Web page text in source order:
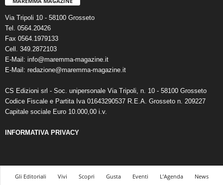
Via Tripoli 10 - 58100 Grosseto
Tel. 0564.20426
Fax 0564.1979133
Cell. 349.2872103
E-Mail: info@maremma-magazine.it
E-Mail: redazione@maremma-magazine.it
CS Edizioni srl - Soc. unipersonale Via Tripoli, n. 10 - 58100 Grosseto
Codice Fiscale e Partita Iva 01643290537 R.E.A. Grosseto n. 209227
Capitale sociale Euro 10.000,00 i.v.
INFORMATIVA PRIVACY
Gli Editoriali Vivi Scopri Gusta Eventi L’Agenda
News